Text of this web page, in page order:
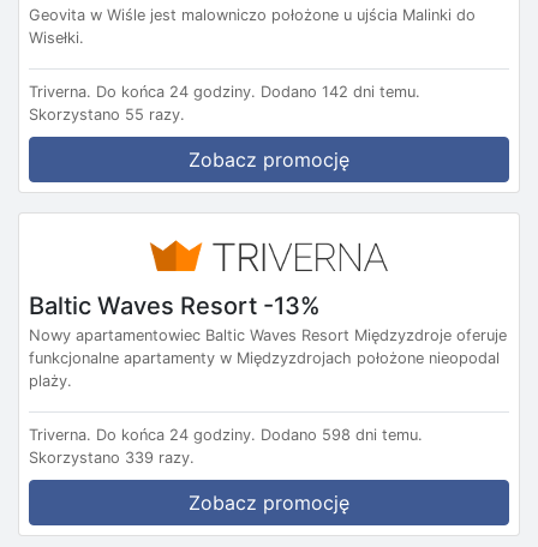
Geovita w Wiśle jest malowniczo położone u ujścia Malinki do
Wisełki.
Triverna. Do końca 24 godziny. Dodano 142 dni temu.
Skorzystano 55 razy.
Zobacz promocję
Baltic Waves Resort -13%
Nowy apartamentowiec Baltic Waves Resort Międzyzdroje oferuje
funkcjonalne apartamenty w Międzyzdrojach położone nieopodal
plaży.
Triverna. Do końca 24 godziny. Dodano 598 dni temu.
Skorzystano 339 razy.
Zobacz promocję